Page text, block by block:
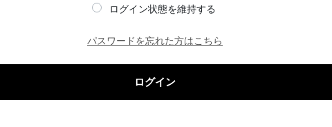
ログイン状態を維持する
パスワードを忘れた方はこちら
ログイン